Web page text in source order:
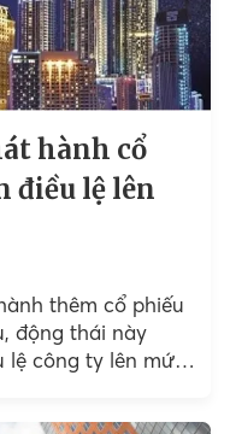
hành cổ
điều lệ lên
thêm cổ phiếu
động thái này
lệ công ty lên mức